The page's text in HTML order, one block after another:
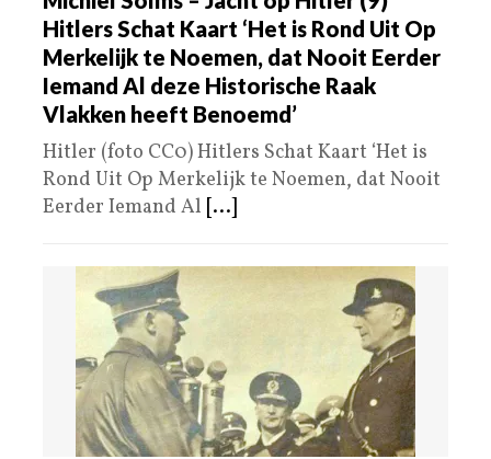
Hitlers Schat Kaart ‘Het is Rond Uit Op
Merkelijk te Noemen, dat Nooit Eerder
Iemand Al deze Historische Raak
Vlakken heeft Benoemd’
Hitler (foto CC0) Hitlers Schat Kaart ‘Het is
Rond Uit Op Merkelijk te Noemen, dat Nooit
Eerder Iemand Al [...]